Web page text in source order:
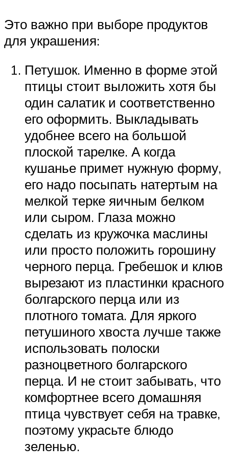
Это важно при выборе продуктов
для украшения:
Петушок. Именно в форме этой
птицы стоит выложить хотя бы
один салатик и соответственно
его оформить. Выкладывать
удобнее всего на большой
плоской тарелке. А когда
кушанье примет нужную форму,
его надо посыпать натертым на
мелкой терке яичным белком
или сыром. Глаза можно
сделать из кружочка маслины
или просто положить горошину
черного перца. Гребешок и клюв
вырезают из пластинки красного
болгарского перца или из
плотного томата. Для яркого
петушиного хвоста лучше также
использовать полоски
разноцветного болгарского
перца. И не стоит забывать, что
комфортнее всего домашняя
птица чувствует себя на травке,
поэтому украсьте блюдо
зеленью.